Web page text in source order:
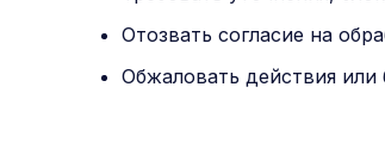
Отозвать согласие на
Обжаловать действия